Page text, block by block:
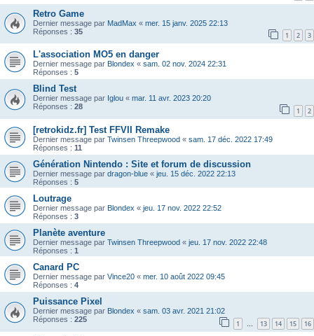
Retro Game
Dernier message par MadMax « mer. 15 janv. 2025 22:13
Réponses : 35 1 2 3
L'association MO5 en danger
Dernier message par Blondex « sam. 02 nov. 2024 22:31
Réponses : 5
Blind Test
Dernier message par Iglou « mar. 11 avr. 2023 20:20
Réponses : 28 1 2
[retrokidz.fr] Test FFVII Remake
Dernier message par Twinsen Threepwood « sam. 17 déc. 2022 17:49
Réponses : 11
Génération Nintendo : Site et forum de discussion
Dernier message par dragon-blue « jeu. 15 déc. 2022 22:13
Réponses : 5
Loutrage
Dernier message par Blondex « jeu. 17 nov. 2022 22:52
Réponses : 3
Planète aventure
Dernier message par Twinsen Threepwood « jeu. 17 nov. 2022 22:48
Réponses : 1
Canard PC
Dernier message par Vince20 « mer. 10 août 2022 09:45
Réponses : 4
Puissance Pixel
Dernier message par Blondex « sam. 03 avr. 2021 21:02
Réponses : 225 1 … 13 14 15 16